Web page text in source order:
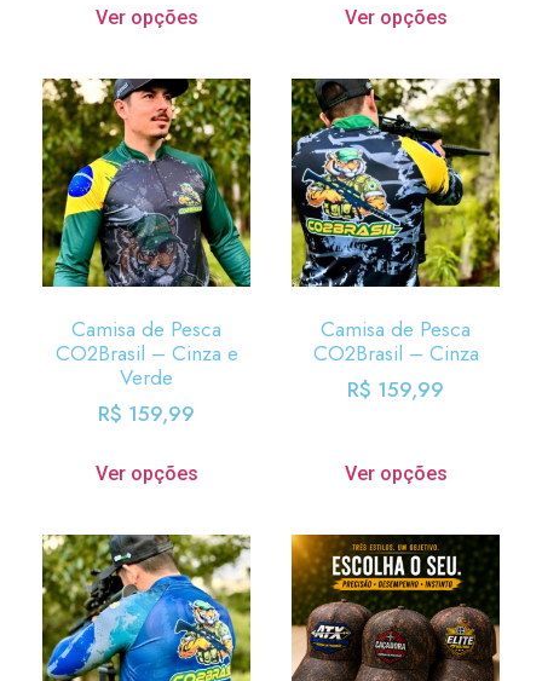
Ver opções Ver opções
Camisa de Pesca
CO2Brasil – Cinza e
Verde
R$ 159,99
Ver opções
Camisa de Pesca
CO2Brasil – Cinza
R$ 159,99
Ver opções